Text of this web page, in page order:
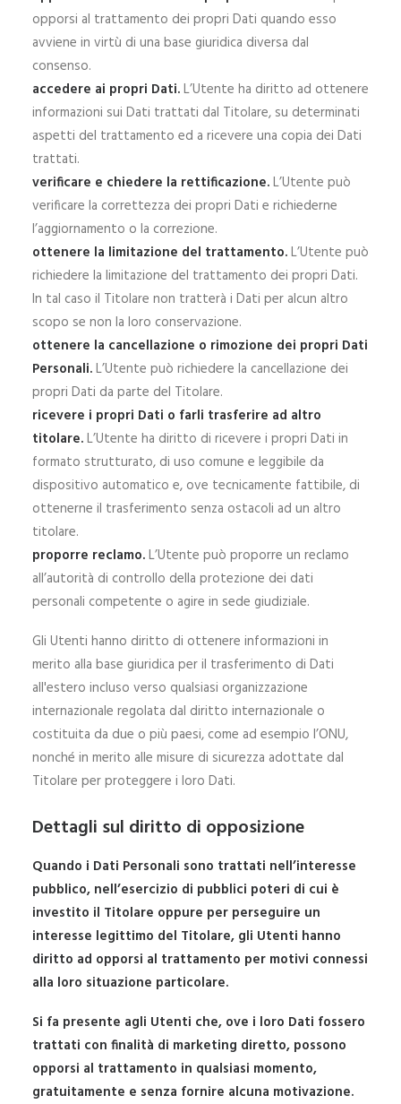
opporsi al trattamento dei propri Dati quando esso
avviene in virtù di una base giuridica diversa dal
consenso.
accedere ai propri Dati.L’Utente ha diritto ad ottenere
informazioni sui Dati trattati dal Titolare, su determinati
aspetti del trattamento ed a ricevere una copia dei Dati
trattati.
verificare e chiedere la rettificazione.L’Utente può
verificare la correttezza dei propri Dati e richiederne
l’aggiornamento o la correzione.
ottenere la limitazione del trattamento.L’Utente può
richiedere la limitazione del trattamento dei propri Dati.
In tal caso il Titolare non tratterà i Dati per alcun altro
scopo se non la loro conservazione.
ottenere la cancellazione o rimozione dei propri Dati
Personali.L’Utente può richiedere la cancellazione dei
propri Dati da parte del Titolare.
ricevere i propri Dati o farli trasferire ad altro
titolare.L’Utente ha diritto di ricevere i propri Dati in
formato strutturato, di uso comune e leggibile da
dispositivo automatico e, ove tecnicamente fattibile, di
ottenerne il trasferimento senza ostacoli ad un altro
titolare.
proporre reclamo.L’Utente può proporre un reclamo
all’autorità di controllo della protezione dei dati
personali competente o agire in sede giudiziale.
Gli Utenti hanno diritto di ottenere informazioni in
merito alla base giuridica per il trasferimento di Dati
all'estero incluso verso qualsiasi organizzazione
internazionale regolata dal diritto internazionale o
costituita da due o più paesi, come ad esempio l’ONU,
nonché in merito alle misure di sicurezza adottate dal
Titolare per proteggere i loro Dati.
Dettagli sul diritto di opposizione
Quando i Dati Personali sono trattati nell’interesse
pubblico, nell’esercizio di pubblici poteri di cui è
investito il Titolare oppure per perseguire un
interesse legittimo del Titolare, gli Utenti hanno
diritto ad opporsi al trattamento per motivi connessi
alla loro situazione particolare.
Si fa presente agli Utenti che, ove i loro Dati fossero
trattati con finalità di marketing diretto, possono
opporsi al trattamento in qualsiasi momento,
gratuitamente e senza fornire alcuna motivazione.